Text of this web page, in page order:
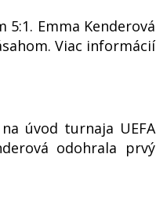
5:1. Emma Kenderová
Viac informácií
úvod turnaja UEFA
odohrala prvý